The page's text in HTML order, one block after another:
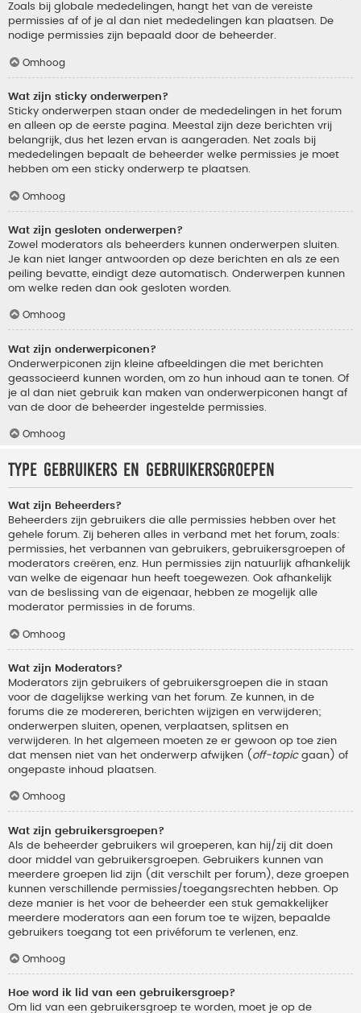
Zoals bij globale mededelingen, hangt het van de vereiste
permissies af of je al dan niet mededelingen kan plaatsen. De
nodige permissies zijn bepaald door de beheerder.
Omhoog
Wat zijn sticky onderwerpen?
Sticky onderwerpen staan onder de mededelingen in het forum
en alleen op de eerste pagina. Meestal zijn deze berichten vrij
belangrijk, dus het lezen ervan is aangeraden. Net zoals bij
mededelingen bepaalt de beheerder welke permissies je moet
hebben om een sticky onderwerp te plaatsen.
Omhoog
Wat zijn gesloten onderwerpen?
Zowel moderators als beheerders kunnen onderwerpen sluiten.
Je kan niet langer antwoorden op deze berichten en als ze een
peiling bevatte, eindigt deze automatisch. Onderwerpen kunnen
om welke reden dan ook gesloten worden.
Omhoog
Wat zijn onderwerpiconen?
Onderwerpiconen zijn kleine afbeeldingen die met berichten
geassocieerd kunnen worden, om zo hun inhoud aan te tonen. Of
je al dan niet gebruik kan maken van onderwerpiconen hangt af
van de door de beheerder ingestelde permissies.
Omhoog
Type gebruikers en gebruikersgroepen
Wat zijn Beheerders?
Beheerders zijn gebruikers die alle permissies hebben over het
gehele forum. Zij beheren alles in verband met het forum, zoals:
permissies, het verbannen van gebruikers, gebruikersgroepen of
moderators creëren, enz. Hun permissies zijn natuurlijk afhankelijk
van welke de eigenaar hun heeft toegewezen. Ook afhankelijk
van de beslissing van de eigenaar, hebben ze mogelijk alle
moderator permissies in de forums.
Omhoog
Wat zijn Moderators?
Moderators zijn gebruikers of gebruikersgroepen die in staan
voor de dagelijkse werking van het forum. Ze kunnen, in de
forums die ze modereren, berichten wijzigen en verwijderen;
onderwerpen sluiten, openen, verplaatsen, splitsen en
verwijderen. In het algemeen moeten ze er gewoon op toe zien
dat mensen niet van het onderwerp afwijken ( off-topicgaan) of
ongepaste inhoud plaatsen.
Omhoog
Wat zijn gebruikersgroepen?
Als de beheerder gebruikers wil groeperen, kan hij/zij dit doen
door middel van gebruikersgroepen. Gebruikers kunnen van
meerdere groepen lid zijn (dit verschilt per forum), deze groepen
kunnen verschillende permissies/toegangsrechten hebben. Op
deze manier is het voor de beheerder een stuk gemakkelijker
meerdere moderators aan een forum toe te wijzen, bepaalde
gebruikers toegang tot een privéforum te verlenen, enz.
Omhoog
Hoe word ik lid van een gebruikersgroep?
Om lid van een gebruikersgroep te worden, moet je op de